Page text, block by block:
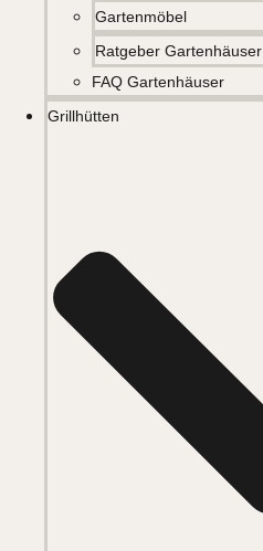
Gartenmöbel
Ratgeber Gartenhäuser
FAQ Gartenhäuser
Grillhütten